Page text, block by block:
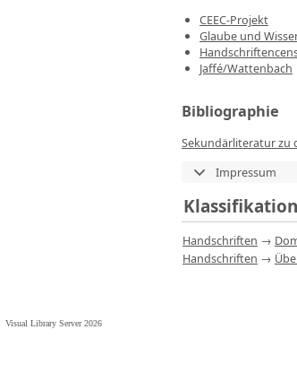
Visual Library Server 2026
CEEC-Projekt
Glaube und
Jaffé/Wattenbach
Bibliographie
Sekundärliteratur zu
Impressum
Klassifikation
Handschriften →
Handschriften →